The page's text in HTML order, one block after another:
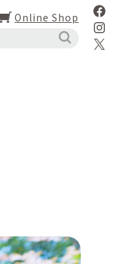
Online Shop